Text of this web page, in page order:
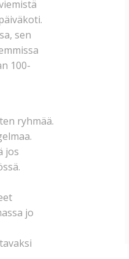
sen
100-
ryhmää.
jos
jo